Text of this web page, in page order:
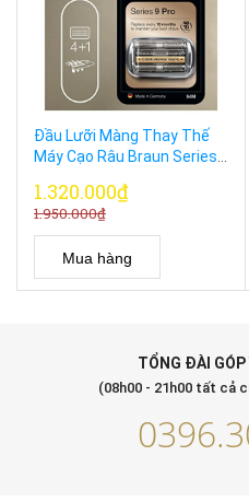
Đầu Lưỡi Màng Thay Thế
Máy Cạo Râu Braun Series
Germany
1.320.000₫
1.950.000₫
Mua hàng
TỔNG ĐÀI GÓP
(08h00 - 21h00 tất cả